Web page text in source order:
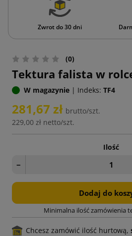
Zwrot do 30 dni
(0)
Tektura falista w
W magazynie | Indeks: TF4
281,67 zł brutto/szt.
229,00 zł netto/szt.
Ilość
−
Dodaj do
Minimalna ilość zamówienia
Chcesz zamówić ilość hurtową,